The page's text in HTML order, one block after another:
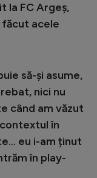
la FC Argeș,
făcut acele
să-și asume,
nici nu
când am văzut
în
eu i-am ținut
în play-